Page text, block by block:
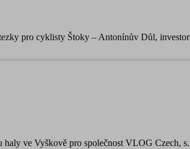
pro cyklisty Štoky – Antonínův Důl,
haly ve Vyškově pro společnost VLOG Czech,